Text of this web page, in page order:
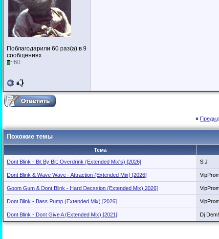
Поблагодарили 60 раз(а) в 9
сообщениях
~60
«
Похожие темы
Тема
Dont Blink - Bit By Bit; Overdrink (Extended Mix's) [2026]
S.J
Dont Blink & Wave Wave - Attraction (Extended Mix) [2026]
Goom Gum & Dont Blink - Hard Decssion (Extended Mix) 2026]
Dont Blink - Bass Pump (Extended Mix) [2026]
Dont Blink - Dont Give A (Extended Mix) [2021] Dj Dem!